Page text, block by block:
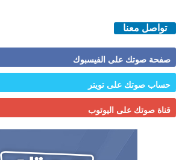
تواصل معنا
صفحة صوتك على الفيسبوك
حساب صوتك على تويتر
قناة صوتك على اليوتوب